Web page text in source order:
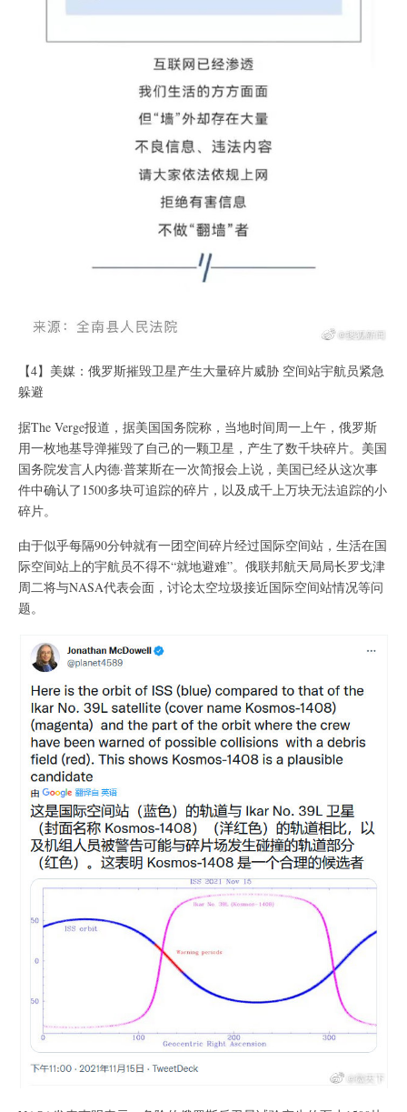
【4】美媒：俄罗斯摧毁卫星产生大量碎片威胁 空间站宇航员紧急
躲避
据The Verge报道，据美国国务院称，当地时间周一上午，俄罗斯
用一枚地基导弹摧毁了自己的一颗卫星，产生了数千块碎片。美国
国务院发言人内德·普莱斯在一次简报会上说，美国已经从这次事
件中确认了1500多块可追踪的碎片，以及成千上万块无法追踪的小
碎片。
由于似乎每隔90分钟就有一团空间碎片经过国际空间站，生活在国
际空间站上的宇航员不得不“就地避难”。俄联邦航天局局长罗戈津
周二将与NASA代表会面，讨论太空垃圾接近国际空间站情况等问
题。